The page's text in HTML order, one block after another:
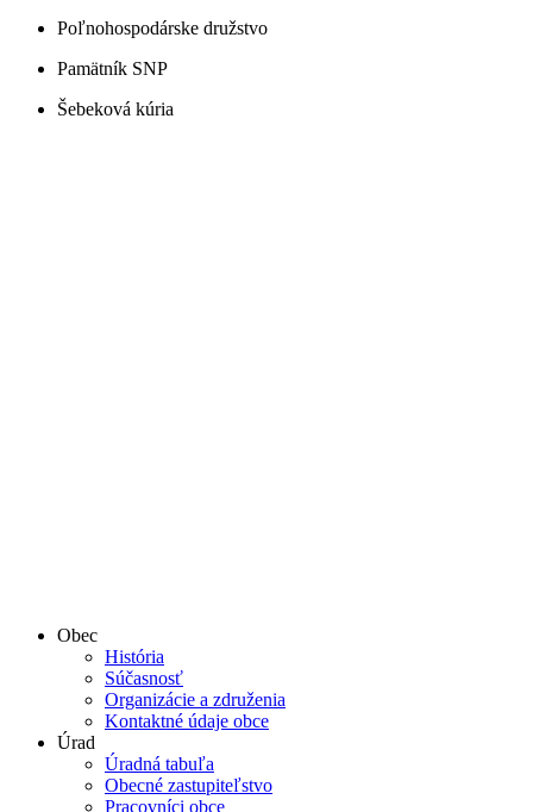
Poľnohospodárske družstvo
Pamätník SNP
Šebeková kúria
Obec
História
Súčasnosť
Organizácie a združenia
Kontaktné údaje obce
Úrad
Úradná tabuľa
Obecné zastupiteľstvo
Pracovníci obce